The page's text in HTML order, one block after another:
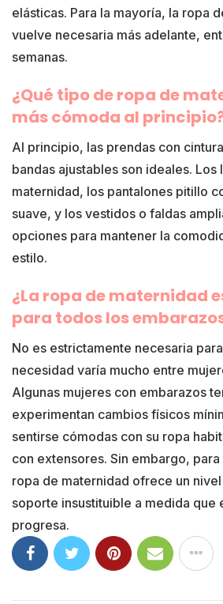
elásticas. Para la mayoría, la ropa
vuelve necesaria más adelante,
semanas.
¿Qué tipo de ropa de
más cómoda al
Al principio, las prendas con
bandas ajustables son ideales. Los
maternidad, los pantalones pitillo
suave, y los vestidos o faldas
opciones para mantener la
estilo.
¿La ropa de maternidad
para todos los
No es estrictamente necesaria
necesidad varía mucho entre
Algunas mujeres con embarazos
experimentan cambios físicos
sentirse cómodas con su ropa
con extensores. Sin embargo,
ropa de maternidad ofrece un
soporte insustituible a medida que
progresa.